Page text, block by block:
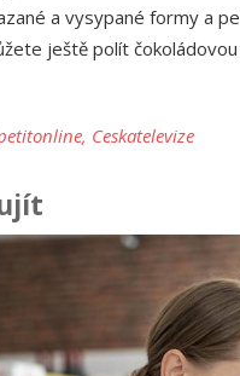
a vysypané formy a
ještě polít
Ceskatelevize